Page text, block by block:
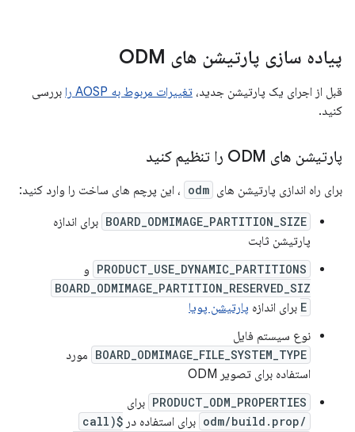
پیاده سازی پارتیشن های ODM
قبل از اجرای یک پارتیشن جدید، تغییرات مربوط به AOSP را
بررسی
کنید.
پارتیشن های ODM را تنظیم کنید
برای راه اندازی پارتیشن های odm ، این پرچم های ساخت را وارد کنید:
BOARD_ODMIMAGE_PARTITION_SIZE برای اندازه
پارتیشن ثابت
PRODUCT_USE_DYNAMIC_PARTITIONS و
BOARD_ODMIMAGE_PARTITION_RESERVED_SIZ
E برای اندازه پارتیشن پویا
نوع سیستم فایل
BOARD_ODMIMAGE_FILE_SYSTEM_TYPE مورد
استفاده برای تصویر ODM
PRODUCT_ODM_PROPERTIES برای
/odm/build.prop برای استفاده در
$(call